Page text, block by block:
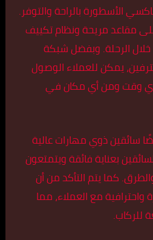
الأسطورة بالراحة والتوفر.
مقاعد مريحة ونظام تكييف
الرحلة. وبفضل شبكة
يمكن للعملاء الوصول
وقت ومن أي مكان في
سائقين ذوي مهارات عالية
بعناية فائقة ويتمتعون
كما يتم التأكد من أن
واحترافية مع العملاء، مما
للركاب.